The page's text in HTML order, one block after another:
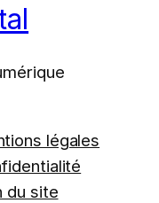
légales
du site